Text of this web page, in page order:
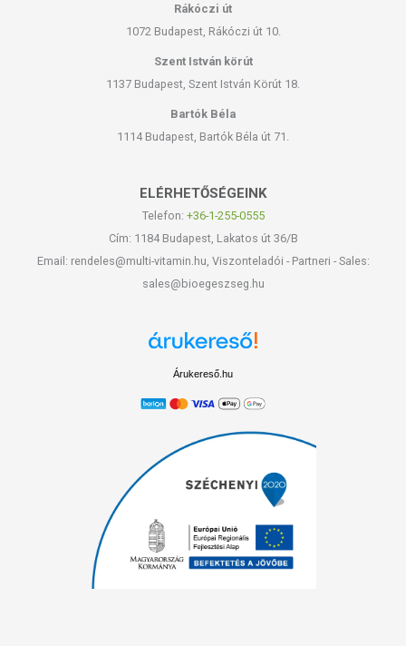
Rákóczi út
1072 Budapest, Rákóczi út 10.
Szent István körút
1137 Budapest, Szent István Körút 18.
Bartók Béla
1114 Budapest, Bartók Béla út 71.
ELÉRHETŐSÉGEINK
Telefon: +36-1-255-0555
Cím: 1184 Budapest, Lakatos út 36/B
Email: rendeles@multi-vitamin.hu, Viszonteladói - Partneri - Sales:
sales@bioegeszseg.hu
Árukereső.hu